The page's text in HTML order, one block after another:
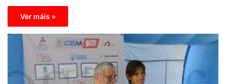
Ver máis »